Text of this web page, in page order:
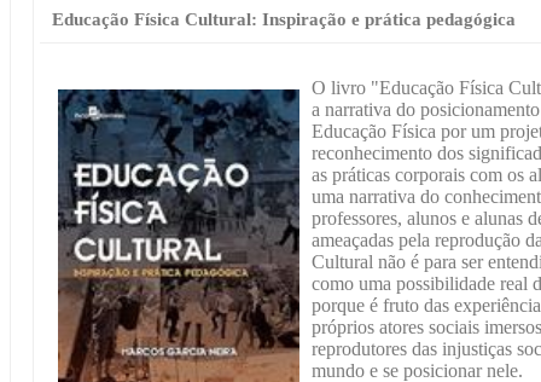
Educação Física Cultural: Inspiração e prática pedagógica
O livro "Educação Física
a narrativa do
Educação Física por um
reconhecimento dos
as práticas corporais com os
uma narrativa do
professores, alunos e alunas
ameaçadas pela reprodução
Cultural não é para ser
como uma possibilidade real
porque é fruto das
próprios atores sociais
reprodutores das injustiças
mundo e se posicionar nele.